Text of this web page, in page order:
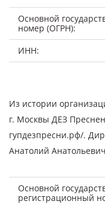
Основной
номер (ОГРН):
ИНН:
Из истории
г. Москвы ДЕЗ
гупдезпресни.рф/.
Анатолий
Основной
регистрационный